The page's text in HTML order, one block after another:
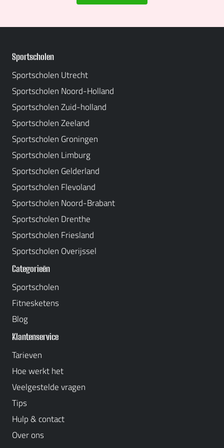
Sportscholen
Sportscholen Utrecht
Sportscholen Noord-Holland
Sportscholen Zuid-holland
Sportscholen Zeeland
Sportscholen Groningen
Sportscholen Limburg
Sportscholen Gelderland
Sportscholen Flevoland
Sportscholen Noord-Brabant
Sportscholen Drenthe
Sportscholen Friesland
Sportscholen Overijssel
Categorieën
Sportscholen
Fitnesketens
Blog
Klantenservice
Tarieven
Hoe werkt het
Veelgestelde vragen
Tips
Hulp & contact
Over ons